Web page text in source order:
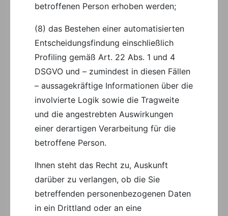
betroffenen Person erhoben werden;
(8) das Bestehen einer automatisierten
Entscheidungsfindung einschließlich
Profiling gemäß Art. 22 Abs. 1 und 4
DSGVO und – zumindest in diesen Fällen
– aussagekräftige Informationen über die
involvierte Logik sowie die Tragweite
und die angestrebten Auswirkungen
einer derartigen Verarbeitung für die
betroffene Person.
Ihnen steht das Recht zu, Auskunft
darüber zu verlangen, ob die Sie
betreffenden personenbezogenen Daten
in ein Drittland oder an eine